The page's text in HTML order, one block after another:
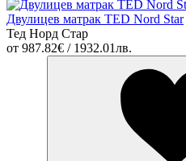
Двулицев матрак TED Nord Star
Тед Норд Стар
от 987.82€ / 1932.01лв.